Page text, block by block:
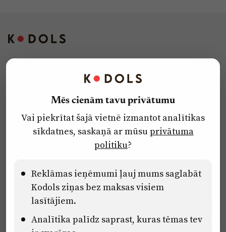
Privātuma politika
Ētikas kodekss
Pārredzamības paziņojumi
Eiropas Savienības Atveseļošanas un noturības mehānisma plāna
2.2. reformu un investīciju virziena “Uzņēmumu digitālā
transformācija un inovācijas” 2.2.1.5.i. investīcijas “Mediju nozares
Mēs cienām tavu privātumu
Vai piekrītat šajā vietnē izmantot analītikas
sīkdatnes, saskaņā ar mūsuprivātuma
politiku?
Reklāmas ieņēmumi ļauj mums saglabāt
Kodols ziņas bez maksas visiem
lasītājiem.
Analītika palīdz saprast, kuras tēmas tev